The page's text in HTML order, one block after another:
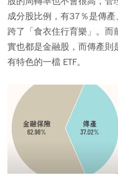
成分股比例，有37％是傳
跨了「食衣住行育樂」。
實也都是金融股，而傳產則
有特色的一檔 ETF。